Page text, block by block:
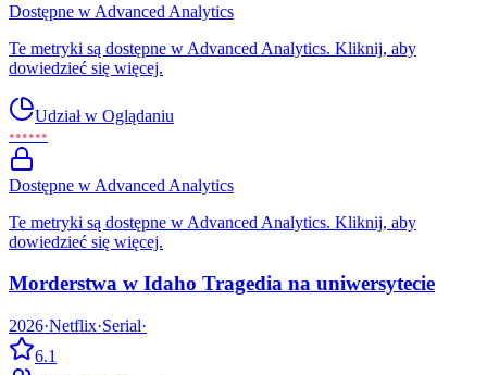
Dostępne w Advanced Analytics
Te metryki są dostępne w Advanced Analytics. Kliknij, aby
dowiedzieć się więcej.
Udział w Oglądaniu
••••••
Dostępne w Advanced Analytics
Te metryki są dostępne w Advanced Analytics. Kliknij, aby
dowiedzieć się więcej.
Morderstwa w Idaho Tragedia na uniwersytecie
2026·Netflix·Serial·
6.1